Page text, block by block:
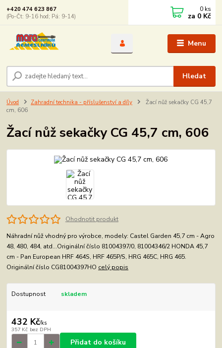
Menu
Hledat
+420 474 623 867
(Po-Čt: 9-16 hod; Pá: 9-14)
0 ks
za 0 Kč
Úvod Zahradní technika - příslušenství a díly
Žací nůž sekačky CG 45,7
cm, 606
Žací nůž sekačky CG 45,7 cm, 606
Ohodnotit produkt
Náhradní nůž vhodný pro výrobce, modely: Castel Garden 45,7 cm - Agro
48, 480, 484, atd...Originální číslo 81004397/0, 81004346/2 HONDA 45,7
cm - Pan European HRF 464S, HRF 465P/S, HRG 465C, HRG 465.
Originální číslo CG81004397HO celý popis
Dostupnost skladem
432 Kč/ks
357 Kč bez DPH
Přidat do košíku